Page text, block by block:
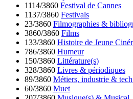
1114/3860 Festival de Cannes
1137/3860 Festivals
23/3860 Filmographies &
3860/3860 Films
133/3860 Histoire de Jeune
786/3860 Humeur
150/3860 Littérature(s)
328/3860 Livres & périodiques
89/3860 Métiers, industrie &
60/3860 Muet